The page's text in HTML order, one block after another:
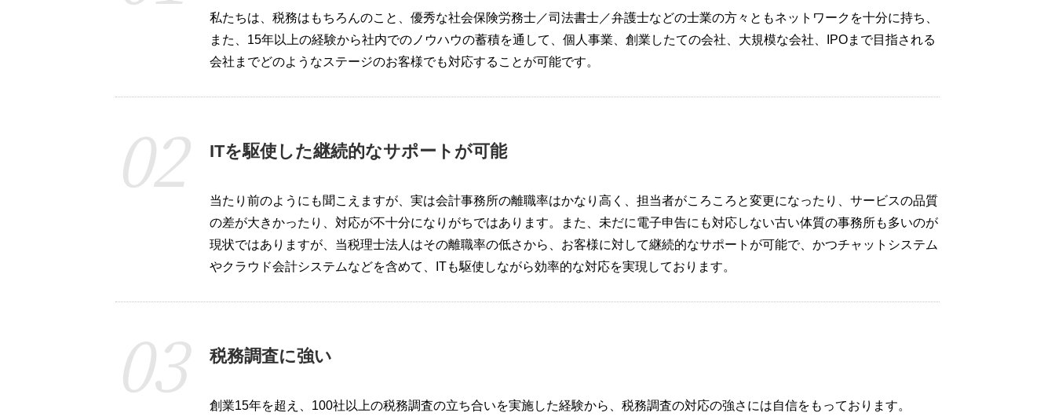
私たちは、税務はもちろんのこと、優秀な社会保険労務士／司法書士／弁護士などの士業の方々ともネットワークを十分に持ち、
また、15年以上の経験から社内でのノウハウの蓄積を通して、個人事業、創業したての会社、大規模な会社、IPOまで目指される
会社までどのようなステージのお客様でも対応することが可能です。
ITを駆使した継続的なサポートが可能
当たり前のようにも聞こえますが、実は会計事務所の離職率はかなり高く、担当者がころころと変更になったり、サービスの品質
の差が大きかったり、対応が不十分になりがちではあります。また、未だに電子申告にも対応しない古い体質の事務所も多いのが
現状ではありますが、当税理士法人はその離職率の低さから、お客様に対して継続的なサポートが可能で、かつチャットシステム
やクラウド会計システムなどを含めて、ITも駆使しながら効率的な対応を実現しております。
税務調査に強い
創業15年を超え、100社以上の税務調査の立ち合いを実施した経験から、税務調査の対応の強さには自信をもっております。